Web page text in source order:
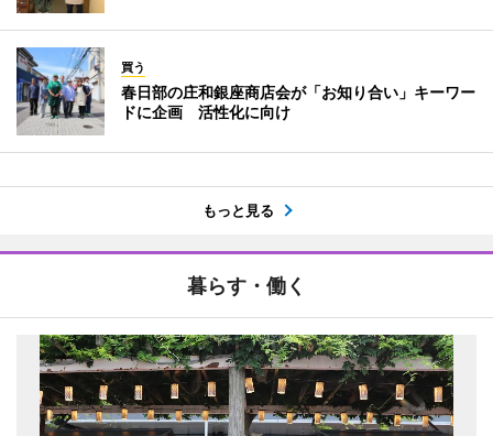
買う
春日部の庄和銀座商店会が「お知り合い」キーワー
ドに企画 活性化に向け
もっと見る
暮らす・働く